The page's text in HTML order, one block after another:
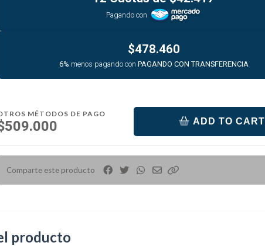
Pagando con
$478.460
6% menos pagando con PAGANDO CON TRANSFERENCIA
MÉTODOS DE PAGO
ADD TO CART
Comparte este producto
producto